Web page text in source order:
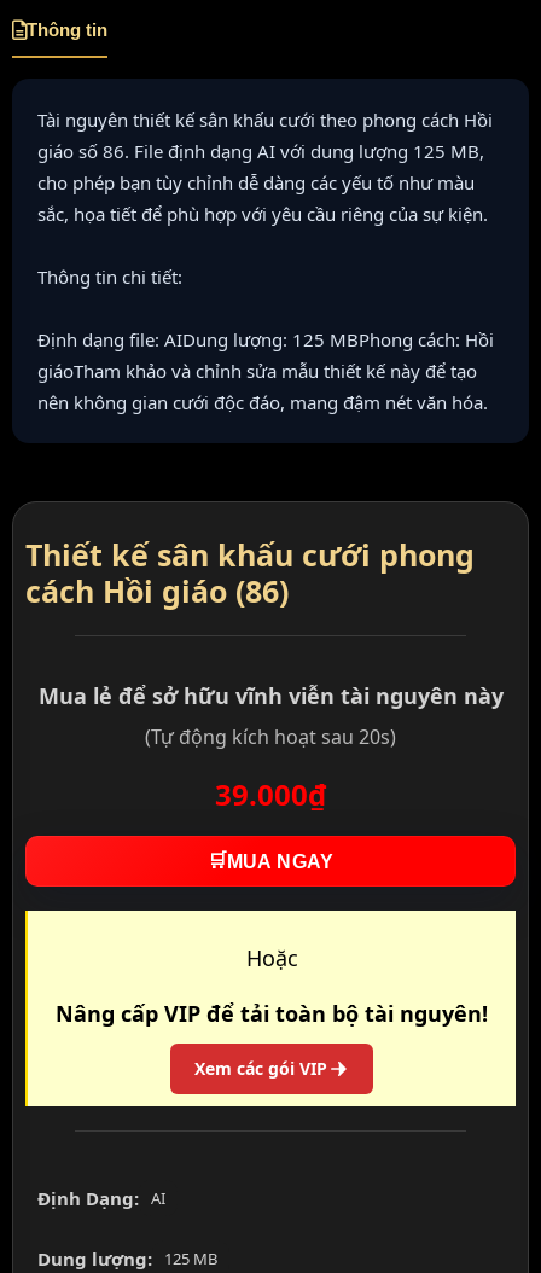
Thông tin
Tài nguyên thiết kế sân khấu cưới theo phong cách Hồi
giáo số 86. File định dạng AI với dung lượng 125 MB,
cho phép bạn tùy chỉnh dễ dàng các yếu tố như màu
sắc, họa tiết để phù hợp với yêu cầu riêng của sự kiện.
Thông tin chi tiết:
Định dạng file: AIDung lượng: 125 MBPhong cách: Hồi
giáoTham khảo và chỉnh sửa mẫu thiết kế này để tạo
nên không gian cưới độc đáo, mang đậm nét văn hóa.
Thiết kế sân khấu cưới phong
cách Hồi giáo (86)
Mua lẻ để sở hữu vĩnh viễn tài nguyên này
(Tự động kích hoạt sau 20s)
39.000₫
🛒 MUA NGAY
Hoặc
Nâng cấp VIP để tải toàn bộ tài nguyên!
Xem các gói VIP
Định Dạng: AI
Dung lượng: 125 MB